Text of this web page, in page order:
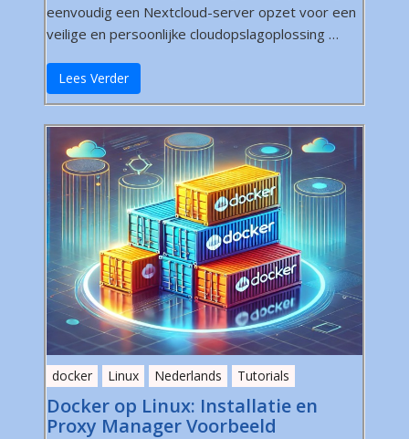
eenvoudig een Nextcloud-server opzet voor een
veilige en persoonlijke cloudopslagoplossing …
Lees Verder
docker Linux Nederlands Tutorials
Docker op Linux: Installatie en
Proxy Manager Voorbeeld